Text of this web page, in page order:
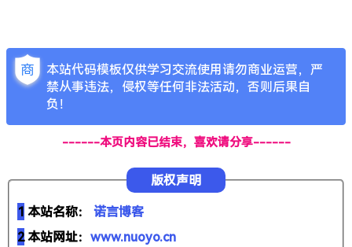
本站代码模板仅供学习交流使用请勿商业运营，严
禁从事违法，侵权等任何非法活动，否则后果自
负！
------本页内容已结束，喜欢请分享------
版权声明
1 本站名称：
诺言博客
2本站网址： www.nuoyo.cn